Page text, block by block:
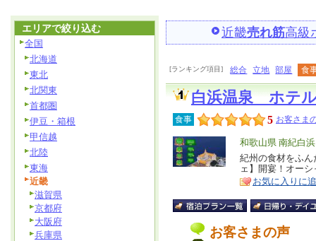
近畿売れ筋高級
[ランキング項目] 総合 立地 部屋 食
白浜温泉 ホテ
食事 5 お客さま
エ
リ
ア
和歌山県 南紀白
特
徴
紀州の食材をふ
ェ】開宴！オー
お気に入りに
お客さまの声
エリアで絞り込む
全国
北海道
東北
北関東
首都圏
伊豆・箱根
甲信越
北陸
東海
近畿
滋賀県
京都府
大阪府
兵庫県